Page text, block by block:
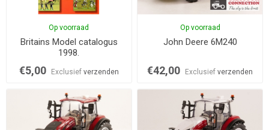
Op voorraad
Britains Model catalogus
1998.
€5,00 Exclusief verzenden
Op voorraad
John Deere 6M240
€42,00 Exclusiefverzenden